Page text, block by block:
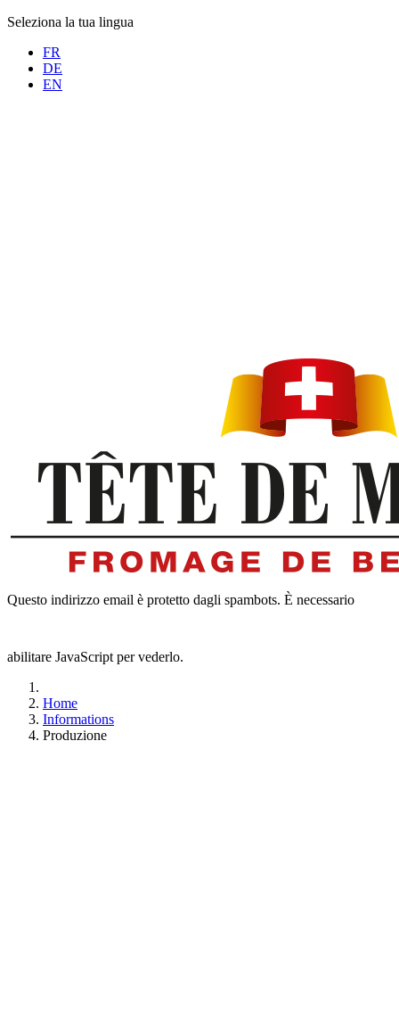
Seleziona la tua lingua
FR
DE
EN
Questo indirizzo email è protetto dagli spambots. È necessario
abilitare JavaScript per vederlo.
Home
Informations
Produzione